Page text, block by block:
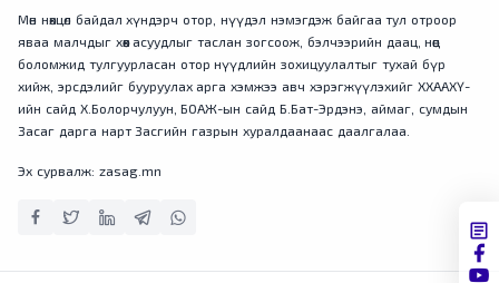
Мөн нөхцөл байдал хүндэрч отор, нүүдэл нэмэгдэж байгаа тул отроор
яваа малчдыг хөөх асуудлыг таслан зогсоож, бэлчээрийн даац, нөөц
боломжид тулгуурласан отор нүүдлийн зохицуулалтыг тухай бүр
хийж, эрсдэлийг бууруулах арга хэмжээ авч хэрэгжүүлэхийг ХХААХҮ-
ийн сайд Х.Болорчулуун, БОАЖ-ын сайд Б.Бат-Эрдэнэ, аймаг, сумдын
Засаг дарга нарт Засгийн газрын хуралдаанаас даалгалаа.
Эх сурвалж: zasag.mn